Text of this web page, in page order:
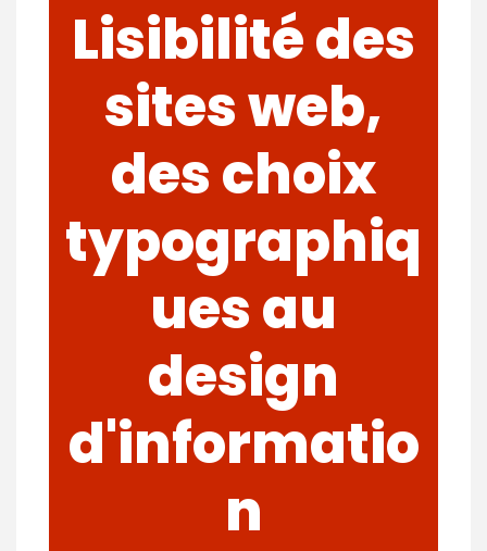
Lisibilité des
sites web,
des choix
typographiq
ues au
design
d'informatio
n